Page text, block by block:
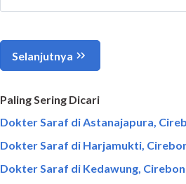
Paling Sering Dicari
Dokter Saraf di Astanajapura,
Dokter Saraf di Harjamukti,
Dokter Saraf di Kedawung, Cirebon